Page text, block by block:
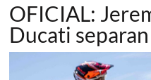
OFICIAL:
Ducati